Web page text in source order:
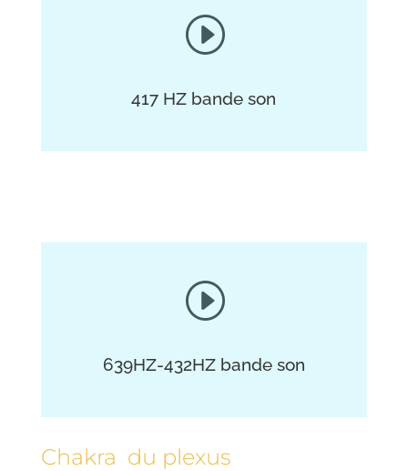
I
417 HZ bande son
I
639HZ-432HZ bande son
Chakra du plexus